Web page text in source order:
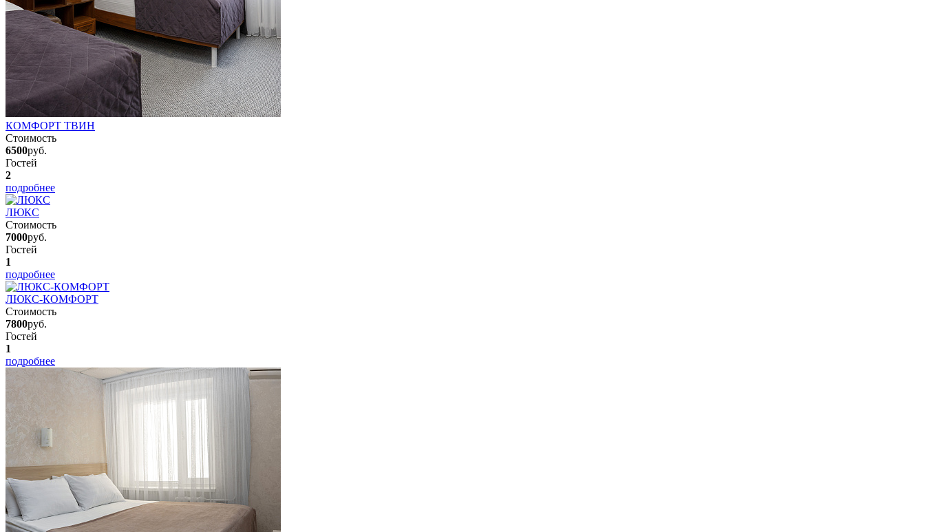
КОМФОРТ ТВИН
Стоимость
6500руб.
Гостей
2
подробнее
ЛЮКС
Стоимость
7000руб.
Гостей
1
подробнее
ЛЮКС-КОМФОРТ
Стоимость
7800руб.
Гостей
1
подробнее